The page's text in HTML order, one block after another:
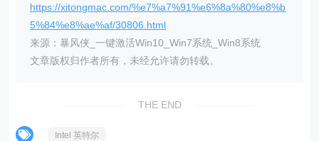
https://xitongmac.com/%e7%a7%91%e6%8a%80%e8%b
5%84%e8%ae%af/30806.html
来源：暴风侠_一键激活Win10_Win7系统_Win8系统
文章版权归作者所有，未经允许请勿转载。
THE END
Intel 英特尔